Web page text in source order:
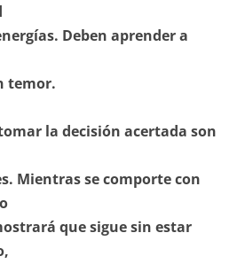
Deben aprender a
temor.
la decisión acertada son
Mientras se comporte con
que sigue sin estar